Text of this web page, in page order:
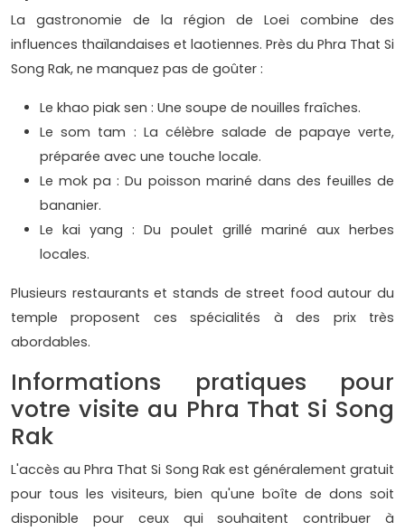
La gastronomie de la région de Loei combine des
influences thaïlandaises et laotiennes. Près du Phra That Si
Song Rak, ne manquez pas de goûter :
Le khao piak sen : Une soupe de nouilles fraîches.
Le som tam : La célèbre salade de papaye verte,
préparée avec une touche locale.
Le mok pa : Du poisson mariné dans des feuilles de
bananier.
Le kai yang : Du poulet grillé mariné aux herbes
locales.
Plusieurs restaurants et stands de street food autour du
temple proposent ces spécialités à des prix très
abordables.
Informations pratiques pour
votre visite au Phra That Si Song
Rak
L'accès au Phra That Si Song Rak est généralement gratuit
pour tous les visiteurs, bien qu'une boîte de dons soit
disponible pour ceux qui souhaitent contribuer à